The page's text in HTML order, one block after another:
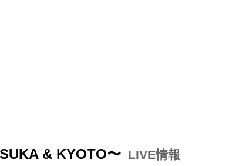
& KYOTO〜 LIVE情報